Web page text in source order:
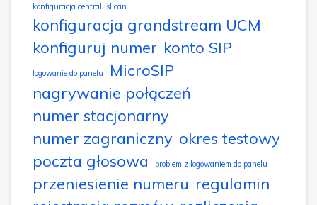
konfiguracja centrali slican
konfiguracja grandstream UCM
konfiguruj numer konto SIP
logowanie do panelu
MicroSIP
nagrywanie połączeń
numer stacjonarny
numer zagraniczny okres testowy
poczta głosowa
problem z logowaniem do panelu
przeniesienie numeru regulamin